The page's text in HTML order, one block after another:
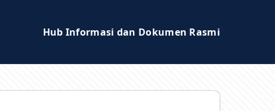
Hub Informasi dan Dokumen Rasmi